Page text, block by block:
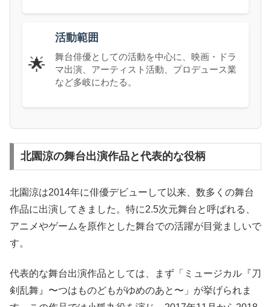
🌟
活動範囲
舞台俳優としての活動を中心に、映画・ドラ
マ出演、アーティスト活動、プロデュース業
など多岐にわたる。
北園涼の舞台出演作品と代表的な役柄
北園涼は2014年に俳優デビューして以来、数多くの舞台
作品に出演してきました。特に2.5次元舞台と呼ばれる、
アニメやゲームを原作とした舞台での活躍が目覚ましいで
す。
代表的な舞台出演作品としては、まず「ミュージカル『刀
剣乱舞』〜つはものどもがゆめのあと〜」が挙げられま